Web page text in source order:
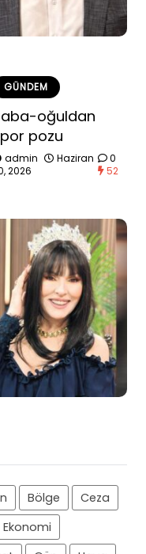
GÜNDEM
oğuldan
pozu
admin
Haziran
2026
0
52
Bölge
Ceza
Ekonomi